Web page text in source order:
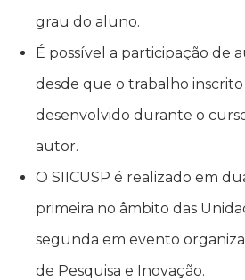
grau do aluno.
É possível a participação de
desde que o trabalho
desenvolvido durante o
autor.
O SIICUSP é realizado em
primeira no âmbito das
segunda em evento
de Pesquisa e Inovação.